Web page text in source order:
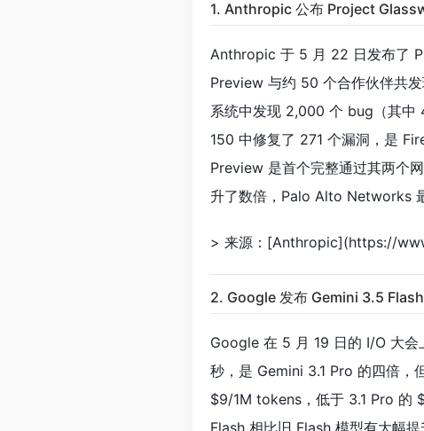
1. Anthropic 公布 Project
Anthropic 于 5 月 22 日发布了
Preview 与约 50 个合作伙伴共
系统中发现 2,000 个 bug（其中
150 中修复了 271 个漏洞，是
Preview 是首个完整通过其两个
升了数倍，Palo Alto Networks
> 来源：[Anthropic](https://
2. Google 发布 Gemini 3.5
Google 在 5 月 19 日的 I/O 大
秒，是 Gemini 3.1 Pro 的四倍，
$9/1M tokens，低于 3.1 Pro 的
Flash 相比旧 Flash 模型有大幅